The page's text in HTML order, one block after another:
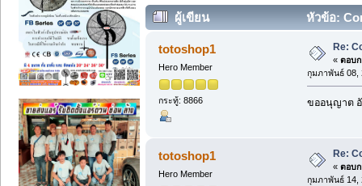
ผู้เขียน หัวข้อ:
totoshop1
Hero Member
กระทู้: 8866
Re:
« ตอบก
กุมภาพันธ์ 08,
ขออนุญาต
totoshop1
Hero Member
Re:
« ตอบก
กุมภาพันธ์ 14,